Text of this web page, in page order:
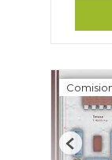
Previous